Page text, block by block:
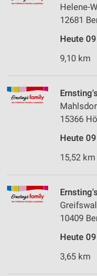
Helene-
12681
Heute
9,10 km
15366
Heute
15,52 km
10409
Heute
3,65 km